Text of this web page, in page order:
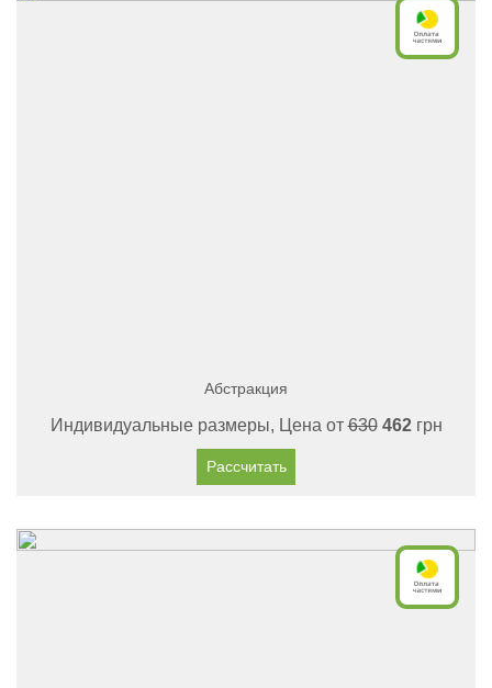
Абстракция
Индивидуальные размеры, Цена от630 462грн
Рассчитать